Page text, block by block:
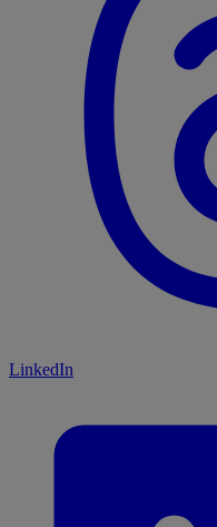
LinkedIn